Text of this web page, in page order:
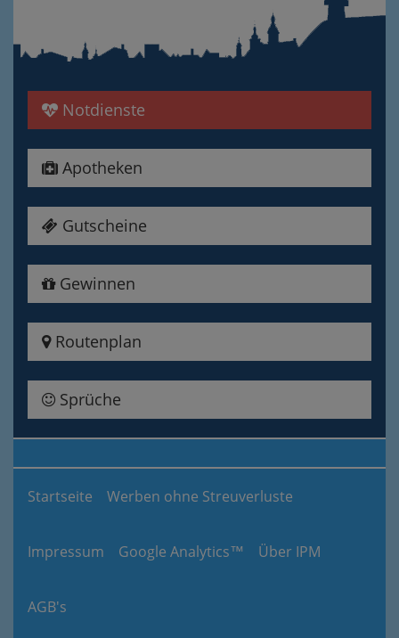
Notdienste
Apotheken
Gutscheine
Gewinnen
Routenplan
Sprüche
Startseite Werben ohne Streuverluste
Impressum Google Analytics™ Über IPM
AGB's